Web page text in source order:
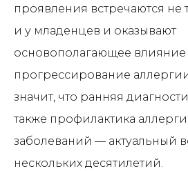
проявления встречаются не
и у младенцев и оказывают
основополагающее
прогрессирование
значит, что ранняя
также профилактика
заболеваний — актуальный
нескольких десятилетий.